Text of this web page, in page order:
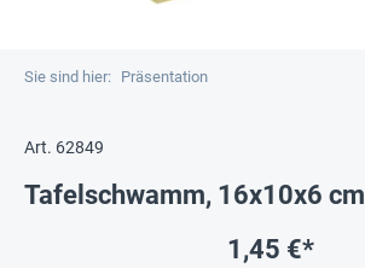
Sie sind hier: Präsentation
Art. 62849
Tafelschwamm, 16x10x6 cm
1,45 €*